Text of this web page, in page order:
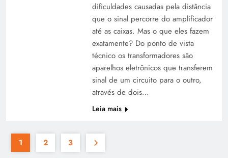
dificuldades causadas pela distância
que o sinal percorre do amplificador
até as caixas. Mas o que eles fazem
exatamente? Do ponto de vista
técnico os transformadores são
aparelhos eletrônicos que transferem
sinal de um circuito para o outro,
através de dois…
Leia mais
1 2 3